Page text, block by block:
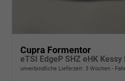
Cupra Formentor
eTSI EdgeP SHZ eHK Kessy
unverbindliche Lieferzeit: 3 Wochen